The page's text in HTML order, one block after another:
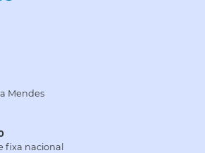
Mendes
fixa nacional